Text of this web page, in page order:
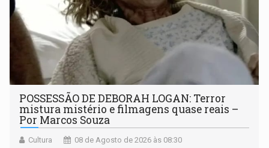
POSSESSÃO DE DEBORAH LOGAN: Terror
mistura mistério e filmagens quase reais –
Por Marcos Souza
Cultura 08 de Agosto de 2026 às 08:30